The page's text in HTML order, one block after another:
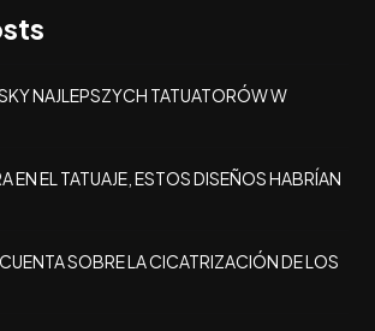
NAJLEPSZYCH TATUATORÓW W
EN EL TATUAJE, ESTOS DISEÑOS HABRÍAN
SOBRE LA CICATRIZACIÓN DE LOS